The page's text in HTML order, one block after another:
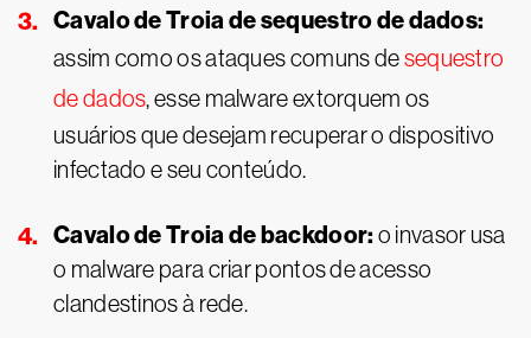
Cavalo de Troia de sequestro de dados:
assim como os ataques comuns desequestro
de dados, esse malware extorquem os
usuários que desejam recuperar o dispositivo
infectado e seu conteúdo.
Cavalo de Troia de backdoor:o invasor usa
o malware para criar pontos de acesso
clandestinos à rede.